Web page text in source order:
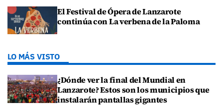
El Festival de Ópera de Lanzarote
continúa con La verbena de la Paloma
LO MÁS VISTO
¿Dónde ver la final del Mundial en
Lanzarote? Estos son los municipios que
instalarán pantallas gigantes